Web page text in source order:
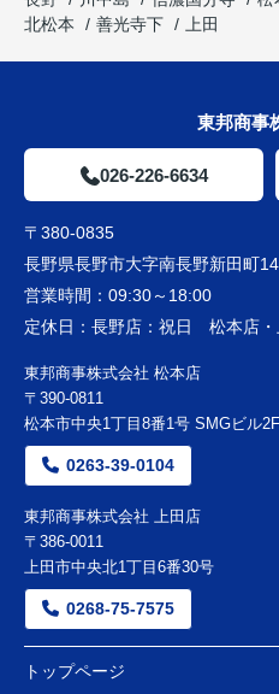
北松本
善光寺下 上田
東邦商事
026-226-6634
〒380-0835
長野県長野市大字南長野新田町
営業時間： 09:30～18:00
定休日： 長野店：祝日 松本店
東邦商事株式会社 松本店
〒390-0811
松本市中央1丁目8番1号 SMGビル2F
0263-39-0104
東邦商事株式会社 上田店
〒386-0011
上田市中央北1丁目6番30号
0268-75-7575
トップページ